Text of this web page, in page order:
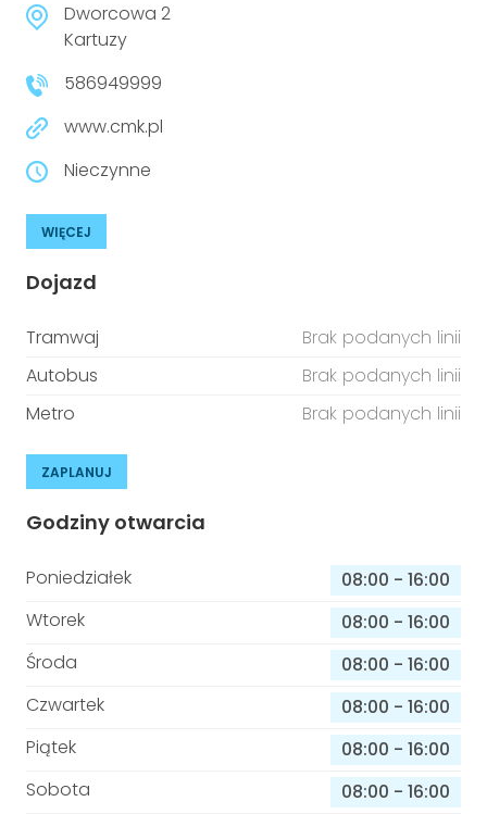
Dworcowa 2
Kartuzy
586949999
www.cmk.pl
Nieczynne
WIĘCEJ
Dojazd
Tramwaj
Brak podanych linii
Autobus
Brak podanych linii
Metro
Brak podanych linii
ZAPLANUJ
Godziny otwarcia
Poniedziałek 08:00 - 16:00
Wtorek
08:00 - 16:00
Środa
08:00 - 16:00
Czwartek
08:00 - 16:00
Piątek
08:00 - 16:00
Sobota
08:00 - 16:00